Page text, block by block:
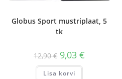
Globus Sport mustriplaat, 5
tk
12,90€ Algne
hind
oli:
12,90 €.
9,03€
Lisa korvi